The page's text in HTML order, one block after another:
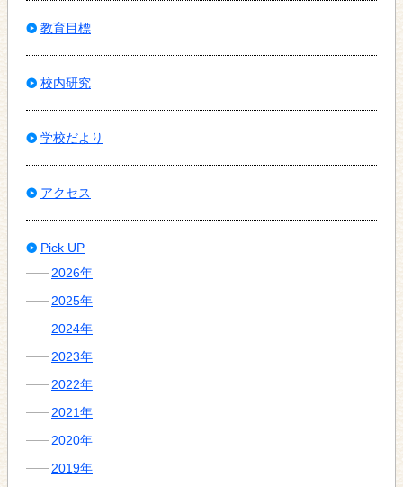
教育目標
校内研究
学校だより
アクセス
Pick UP
2026年
2025年
2024年
2023年
2022年
2021年
2020年
2019年